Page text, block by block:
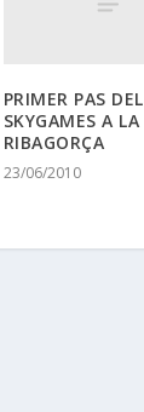
PRIMER PAS DEL
SKYGAMES A LA
RIBAGORÇA
23/06/2010